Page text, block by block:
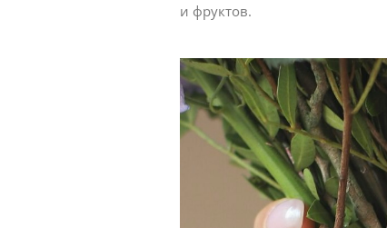
и фруктов.